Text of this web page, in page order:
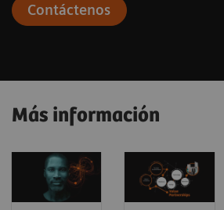
Contáctenos
Más información